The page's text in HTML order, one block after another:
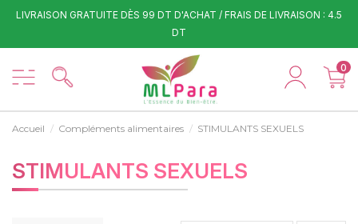
LIVRAISON GRATUITE DÈS 99 DT D'ACHAT / FRAIS DE LIVRAISON : 4.5
DT
0
Accueil Compléments alimentaires STIMULANTS SEXUELS
STIMULANTS SEXUELS